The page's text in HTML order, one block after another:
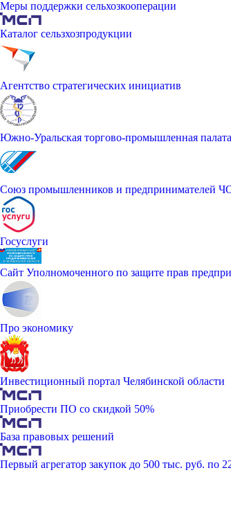
Меры поддержки сельхозкооперации
Каталог сельзхозпродукции
Агентство стратегических инициатив
Южно-Уральская торгово-промышленная палата
Союз промышленников и предпринимателей
Госуслуги
Сайт Уполномоченного по защите прав
Про экономику
Инвестиционный портал Челябинской области
Приобрести ПО со скидкой 50%
База правовых решений
Первый агрегатор закупок до 500 тыс. руб. по